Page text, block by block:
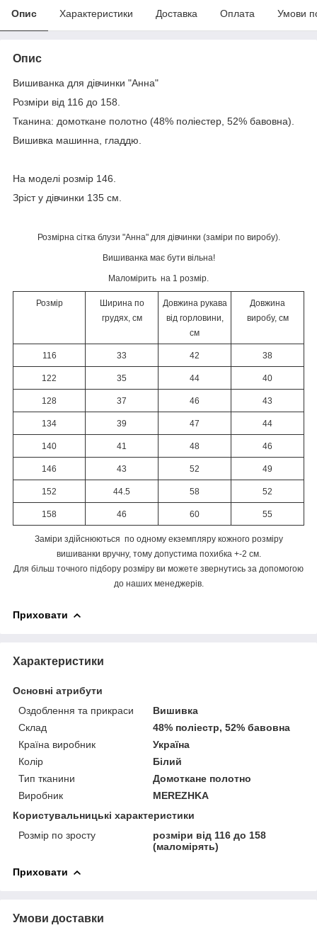
Опис Характеристики Доставка Оплата Умови
Опис
Вишиванка для дівчинки "Анна"
Розміри від 116 до 158.
Тканина: домоткане полотно (48% поліестер, 52% бавовна).
Вишивка машинна, гладдю.
На моделі розмір 146.
Зріст у дівчинки 135 см.
Розмірна сітка блузи "Анна" для дівчинки (заміри по виробу).
Вишиванка має бути вільна!
Маломірить на 1 розмір.
Розмір
Ширина по
грудях, см
Довжина рукава
від горловини,
см
Довжина
виробу, см
116 33 42 38
122 35 44 40
128 37 46 43
134 39 47 44
140 41 48 46
146 43 52 49
152 44.5 58 52
158 46 60 55
Заміри здійснюються по одному екземпляру кожного розміру
вишиванки вручну, тому допустима похибка +-2 см.
Для більш точного підбору розміру ви можете звернутись за допомогою
до наших менеджерів.
Приховати
Характеристики
Основні атрибути
Оздоблення та прикраси
Вишивка
Склад
48% поліестр, 52% бавовна
Країна виробник
Україна
Колір
Білий
Тип тканини
Домоткане полотно
Виробник
MEREZHKA
Користувальницькі характеристики
Розмір по зросту
розміри від 116 до 158
(маломірять)
Приховати
Умови доставки